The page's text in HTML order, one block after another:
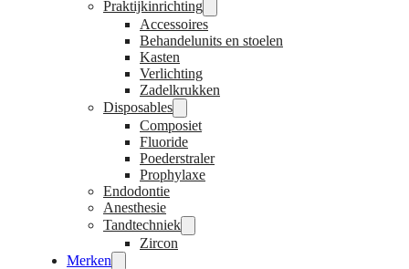
Praktijkinrichting
Accessoires
Behandelunits en stoelen
Kasten
Verlichting
Zadelkrukken
Disposables
Composiet
Fluoride
Poederstraler
Prophylaxe
Endodontie
Anesthesie
Tandtechniek
Zircon
Merken